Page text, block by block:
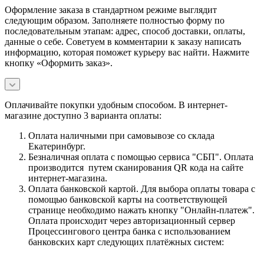
Оформление заказа в стандартном режиме выглядит
следующим образом. Заполняете полностью форму по
последовательным этапам: адрес, способ доставки, оплаты,
данные о себе. Советуем в комментарии к заказу написать
информацию, которая поможет курьеру вас найти. Нажмите
кнопку «Оформить заказ».
Оплачивайте покупки удобным способом. В интернет-
магазине доступно 3 варианта оплаты:
Оплата наличными при самовывозе со склада
Екатеринбург.
Безналичная оплата с помощью сервиса "СБП". Оплата
производится путем сканирования QR кода на сайте
интернет-магазина.
Оплата банковской картой. Для выбора оплаты товара с
помощью банковской карты на соответствующей
странице необходимо нажать кнопку "Онлайн-платеж".
Оплата происходит через авторизационный сервер
Процессингового центра банка с использованием
банковских карт следующих платёжных систем: